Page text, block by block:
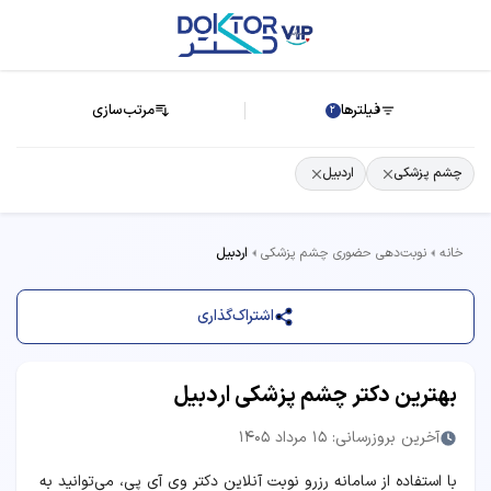
فیلترها 2 مرتب‌سازی
چشم پزشکی اردبیل
خانه نوبت‌دهی حضوری چشم پزشکی اردبیل
اشتراک‌گذاری
بهترین دکتر چشم پزشکی اردبیل
آخرین بروزرسانی: 15 مرداد 1405
با استفاده از سامانه رزرو نوبت آنلاین دکتر وی آی پی، می‌توانید به